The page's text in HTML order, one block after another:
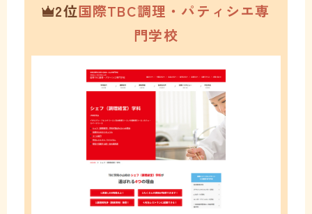
2位国際TBC調理・パティシエ専
門学校